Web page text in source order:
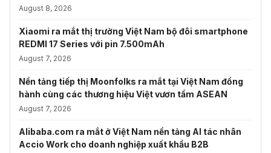
August 8, 2026
Xiaomi ra mắt thị trường Việt Nam bộ đôi smartphone
REDMI 17 Series với pin 7.500mAh
August 7, 2026
Nền tảng tiếp thị Moonfolks ra mắt tại Việt Nam đồng
hành cùng các thương hiệu Việt vươn tầm ASEAN
August 7, 2026
Alibaba.com ra mắt ở Việt Nam nền tảng AI tác nhân
Accio Work cho doanh nghiệp xuất khẩu B2B